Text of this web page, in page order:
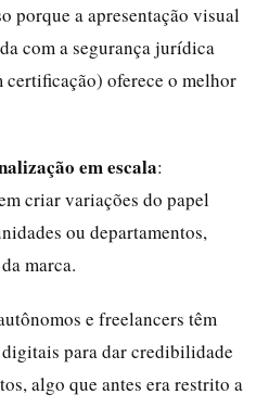
porque a apresentação visual
com a segurança jurídica
oferece o melhor
em escala:
criar variações do papel
ou departamentos,
marca.
e freelancers têm
para dar credibilidade
algo que antes era restrito a